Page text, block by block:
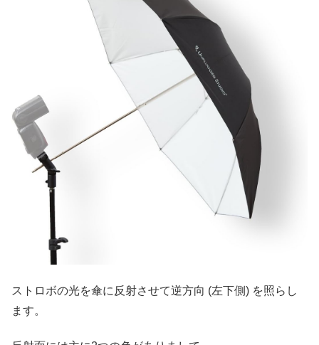
ストロボの光を傘に反射させて逆方向 (左下側) を照らし
ます。